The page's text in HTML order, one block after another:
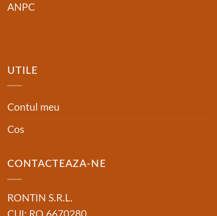
ANPC
UTILE
Contul meu
Cos
CONTACTEAZA-NE
RONTIN S.R.L.